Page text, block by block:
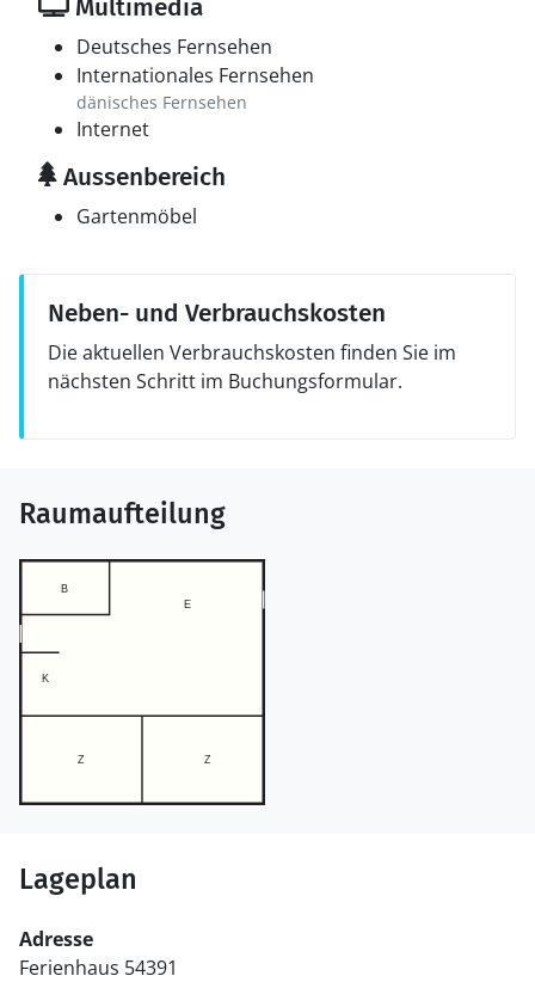
Multimedia
Deutsches Fernsehen
Internationales Fernsehen
dänisches Fernsehen
Internet
Aussenbereich
Gartenmöbel
Neben- und Verbrauchskosten
Die aktuellen Verbrauchskosten finden Sie im
nächsten Schritt im Buchungsformular.
Raumaufteilung
Lageplan
Adresse
Ferienhaus 54391